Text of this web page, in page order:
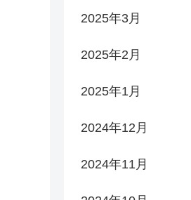
2025年3月
2025年2月
2025年1月
2024年12月
2024年11月